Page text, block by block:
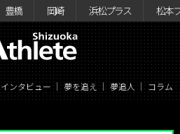
豊橋 岡崎 浜松プラス 松本
インタビュー 夢を追え 夢追人 コラム